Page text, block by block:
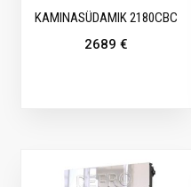
KAMINASÜDAMIK 2180CBC
2689 €